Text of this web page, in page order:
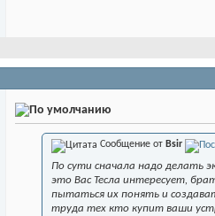
Сообщение от Bsir
По сути сначала надо делать
это Вас Тесла интересует,
пытаться их понять и
труда тех кто купит ваши